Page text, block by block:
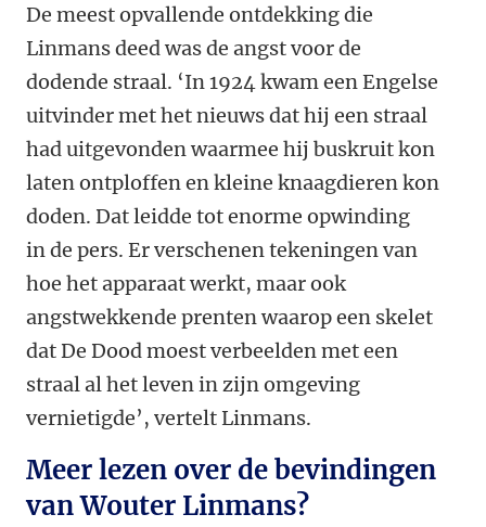
De meest opvallende ontdekking die
Linmans deed was de angst voor de
dodende straal. ‘In 1924 kwam een Engelse
uitvinder met het nieuws dat hij een straal
had uitgevonden waarmee hij buskruit kon
laten ontploffen en kleine knaagdieren kon
doden. Dat leidde tot enorme opwinding
in de pers. Er verschenen tekeningen van
hoe het apparaat werkt, maar ook
angstwekkende prenten waarop een skelet
dat De Dood moest verbeelden met een
straal al het leven in zijn omgeving
vernietigde’, vertelt Linmans.
Meer lezen over de bevindingen
van Wouter Linmans?